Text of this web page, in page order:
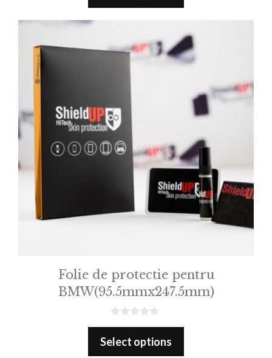
Folie de protectie pentru
BMW(95.5mmx247.5mm)
0
u
Select options